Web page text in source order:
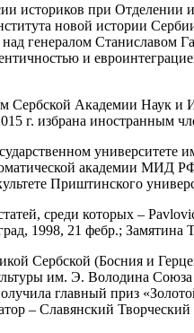
историков при
новой истории
генералом Станиславом
и
Сербской Академии Наук и
г. избрана иностранным
академии МИД
Приштинского
среди которых –
1998, 21 фебр.;
Сербской (Босния и
им. Э. Володина Союза
главный приз
– Славянский